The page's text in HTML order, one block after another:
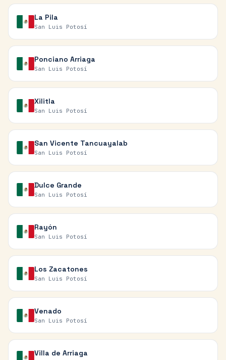
La Pila
San Luis Potosí
Ponciano Arriaga
San Luis Potosí
Xilitla
San Luis Potosí
San Vicente Tancuayalab
San Luis Potosí
Dulce Grande
San Luis Potosí
Rayón
San Luis Potosí
Los Zacatones
San Luis Potosí
Venado
San Luis Potosí
Villa de Arriaga